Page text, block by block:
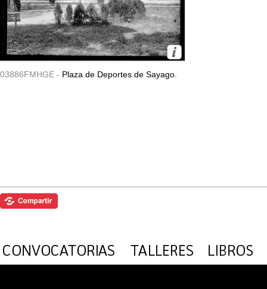
03886FMHGE - Plaza de Deportes de Sayago.